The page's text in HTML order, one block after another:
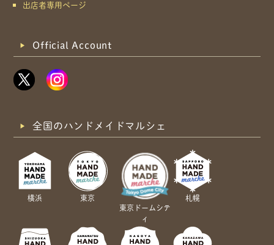
出店者専用ページ
Official Account
全国のハンドメイドマルシェ
横浜
東京
東京ドームシテ
ィ
札幌